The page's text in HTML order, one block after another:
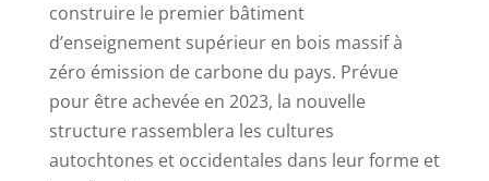
construire le premier bâtiment
d’enseignement supérieur en bois massif à
zéro émission de carbone du pays. Prévue
pour être achevée en 2023, la nouvelle
structure rassemblera les cultures
autochtones et occidentales dans leur forme et